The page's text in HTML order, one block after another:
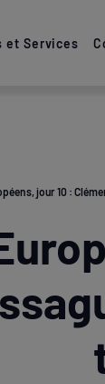
et Services
jour 10 :